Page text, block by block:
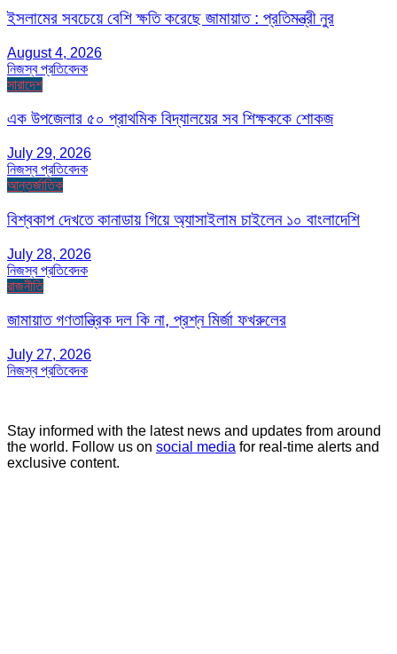
ইসলামের সবচেয়ে বেশি ক্ষতি করেছে জামায়াত : প্রতিমন্ত্রী নুর
August 4, 2026
নিজস্ব প্রতিবেদক
সারাদেশ
এক উপজেলার ৫০ প্রাথমিক বিদ্যালয়ের সব শিক্ষককে শোকজ
July 29, 2026
নিজস্ব প্রতিবেদক
আন্তর্জাতিক
বিশ্বকাপ দেখতে কানাডায় গিয়ে অ্যাসাইলাম চাইলেন ১০ বাংলাদেশি
July 28, 2026
নিজস্ব প্রতিবেদক
রাজনীতি
জামায়াত গণতান্ত্রিক দল কি না, প্রশ্ন মির্জা ফখরুলের
July 27, 2026
নিজস্ব প্রতিবেদক
Stay informed with the latest news and updates from around
the world. Follow us on social media for real-time alerts and
exclusive content.